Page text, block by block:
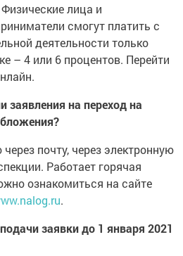
лица и
смогут платить с
деятельности только
– 4 или 6 процентов. Перейти
заявления на переход на
почту, через электронную
Работает горячая
ознакомиться на сайте
.
заявки до 1 января 2021